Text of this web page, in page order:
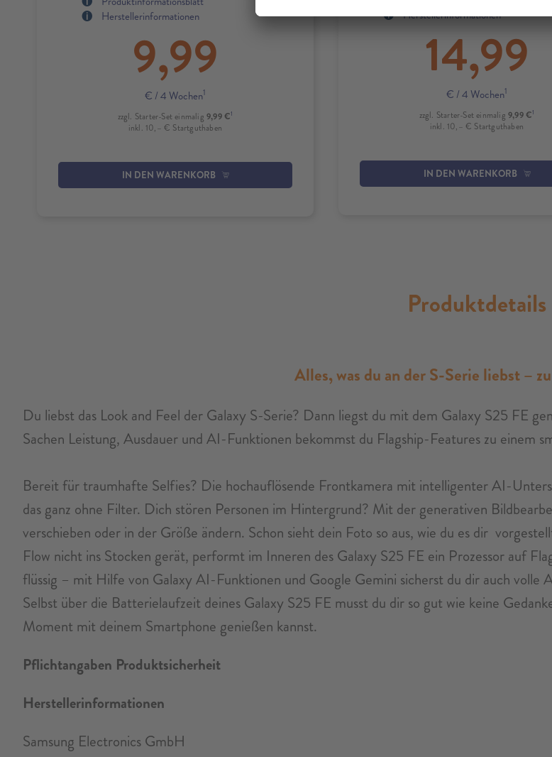
Herstellerinformationen
9,99
€ / 4 Wochen1
zzgl. Starter-Set einmalig 9,99 €1
inkl. 10,– € Startguthaben
IN DEN WARENKORB
Herstellerinformationen
14,99
€ / 4 Wochen1
zzgl. Starter-Set einmalig 9,99 €1
inkl. 10,– € Startguthaben
IN DEN WARENKORB
Produktdetails
Alles, was du an der S-Serie liebst –
Du liebst das Look and Feel der Galaxy S-Serie? Dann liegst du mit dem Galaxy S25 FE
Sachen Leistung, Ausdauer und AI-Funktionen bekommst du Flagship-Features zu einem
Bereit für traumhafte Selfies? Die hochauflösende Frontkamera mit intelligenter AI-
das ganz ohne Filter. Dich stören Personen im Hintergrund? Mit der generativen
verschieben oder in der Größe ändern. Schon sieht dein Foto so aus, wie du es dir
Flow nicht ins Stocken gerät, performt im Inneren des Galaxy S25 FE ein Prozessor auf
flüssig – mit Hilfe von Galaxy AI-Funktionen und Google Gemini sicherst du dir auch volle
Selbst über die Batterielaufzeit deines Galaxy S25 FE musst du dir so gut wie keine
Moment mit deinem Smartphone genießen kannst.
Pflichtangaben Produktsicherheit
Herstellerinformationen
Samsung Electronics GmbH